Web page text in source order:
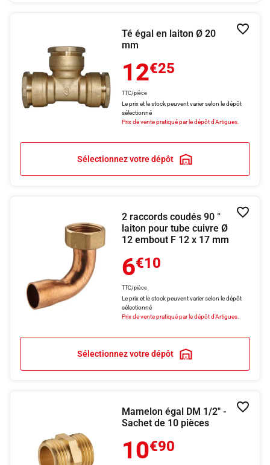
Té égal en laiton Ø 20
mm
12€25
TTC/pièce
Le prix et le stock peuvent varier selon le dépôt
sélectionné
Prix de vente pratiqué par le dépôt d'Artigues.
Sélectionnez votre dépôt
2 raccords coudés 90 °
laiton pour tube cuivre Ø
12 embout F 12 x 17 mm
6€10
TTC/pièce
Le prix et le stock peuvent varier selon le dépôt
sélectionné
Prix de vente pratiqué par le dépôt d'Artigues.
Sélectionnez votre dépôt
Mamelon égal DM 1/2" -
Sachet de 10 pièces
10€90